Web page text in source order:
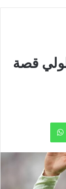
قصة
واتساب